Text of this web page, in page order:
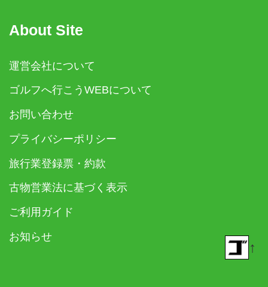
About Site
運営会社について
ゴルフへ行こうWEBについて
お問い合わせ
プライバシーポリシー
旅行業登録票・約款
古物営業法に基づく表示
ご利用ガイド
お知らせ
↑